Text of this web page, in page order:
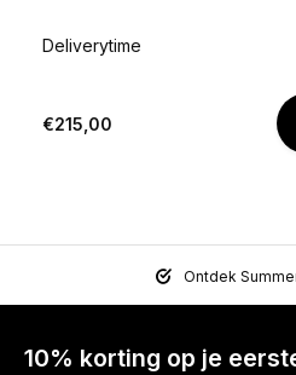
Deliverytime
€215,00
Ontdek
10% korting op je